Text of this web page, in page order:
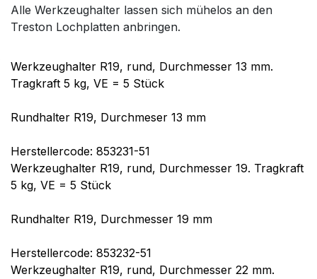
Alle Werkzeughalter lassen sich mühelos an den
Treston Lochplatten anbringen.
Werkzeughalter R19, rund, Durchmesser 13 mm.
Tragkraft 5 kg, VE = 5 Stück
Rundhalter R19, Durchmeser 13 mm
Herstellercode: 853231-51
Werkzeughalter R19, rund, Durchmesser 19. Tragkraft
5 kg, VE = 5 Stück
Rundhalter R19, Durchmesser 19 mm
Herstellercode: 853232-51
Werkzeughalter R19, rund, Durchmesser 22 mm.